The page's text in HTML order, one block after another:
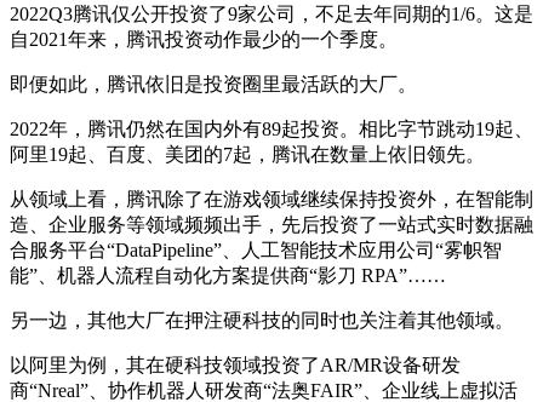
2022Q3腾讯仅公开投资了9家公司，不足去年同期的1/6。这是
自2021年来，腾讯投资动作最少的一个季度。
即便如此，腾讯依旧是投资圈里最活跃的大厂。
2022年，腾讯仍然在国内外有89起投资。相比字节跳动19起、
阿里19起、百度、美团的7起，腾讯在数量上依旧领先。
从领域上看，腾讯除了在游戏领域继续保持投资外，在智能制
造、企业服务等领域频频出手，先后投资了一站式实时数据融
合服务平台“DataPipeline”、人工智能技术应用公司“雾帜智
能”、机器人流程自动化方案提供商“影刀 RPA”……
另一边，其他大厂在押注硬科技的同时也关注着其他领域。
以阿里为例，其在硬科技领域投资了AR/MR设备研发
商“Nreal”、协作机器人研发商“法奥FAIR”、企业线上虚拟活